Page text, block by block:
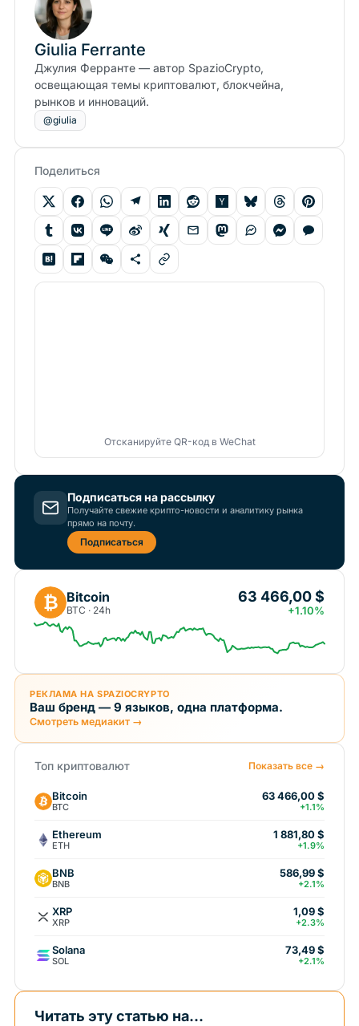
Giulia Ferrante
Джулия Ферранте — автор SpazioCrypto,
освещающая темы криптовалют, блокчейна,
рынков и инноваций.
@giulia
Поделиться
Отсканируйте QR-код в WeChat
Подписаться на рассылку
Получайте свежие крипто-новости и аналитику рынка
прямо на почту.
Подписаться
₿ Bitcoin
BTC · 24h
63 466,00 $
+1.10%
РЕКЛАМА НА SPAZIOCRYPTO
Ваш бренд — 9 языков, одна платформа.
Смотреть медиакит →
Топ криптовалют Показать все →
Bitcoin
BTC
63 466,00 $
+1.1%
Ethereum
ETH
1 881,80 $
+1.9%
BNB
BNB
586,99 $
+2.1%
XRP
XRP
1,09 $
+2.3%
Solana
SOL
73,49 $
+2.1%
Читать эту статью на...